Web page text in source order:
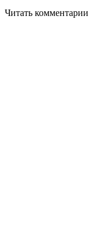
Читать комментарии